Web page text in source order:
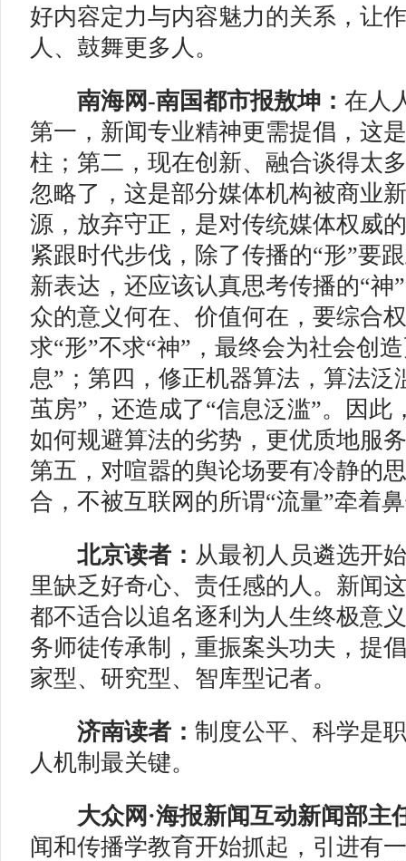
好内容定力与内容魅力的关系，让
人、鼓舞更多人。
南海网-南国都市报敖坤： 在人
第一，新闻专业精神更需提倡，这
柱；第二，现在创新、融合谈得太
忽略了，这是部分媒体机构被商业
源，放弃守正，是对传统媒体权威
紧跟时代步伐，除了传播的“形”要
新表达，还应该认真思考传播的“神
众的意义何在、价值何在，要综合
求“形”不求“神”，最终会为社会创
息”；第四，修正机器算法，算法泛
茧房”，还造成了“信息泛滥”。因此
如何规避算法的劣势，更优质地服
第五，对喧嚣的舆论场要有冷静的
合，不被互联网的所谓“流量”牵着
北京读者： 从最初人员遴选开
里缺乏好奇心、责任感的人。新闻
都不适合以追名逐利为人生终极意
务师徒传承制，重振案头功夫，提
家型、研究型、智库型记者。
济南读者： 制度公平、科学是
人机制最关键。
大众网·海报新闻互动新闻部主
闻和传播学教育开始抓起，引进有